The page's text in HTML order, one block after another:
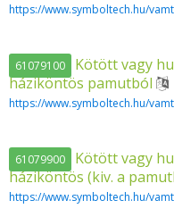
https://www.symboltech.hu/
61079100 Kötött vagy
háziköntös pamutból
https://www.symboltech.hu/
61079900 Kötött vagy
háziköntös (kiv. a
https://www.symboltech.hu/